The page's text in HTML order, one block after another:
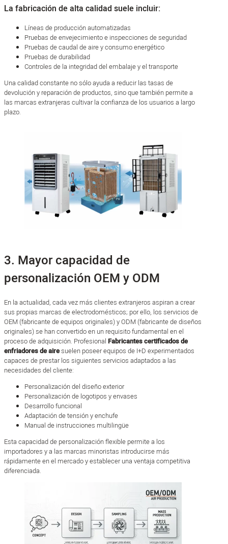
La fabricación de alta calidad suele incluir:
Líneas de producción automatizadas
Pruebas de envejecimiento e inspecciones de seguridad
Pruebas de caudal de aire y consumo energético
Pruebas de durabilidad
Controles de la integridad del embalaje y el transporte
Una calidad constante no sólo ayuda a reducir las tasas de
devolución y reparación de productos, sino que también permite a
las marcas extranjeras cultivar la confianza de los usuarios a largo
plazo.
3. Mayor capacidad de
personalización OEM y ODM
En la actualidad, cada vez más clientes extranjeros aspiran a crear
sus propias marcas de electrodomésticos; por ello, los servicios de
OEM (fabricante de equipos originales) y ODM (fabricante de diseños
originales) se han convertido en un requisito fundamental en el
proceso de adquisición. Profesional Fabricantes certificados de
enfriadores de airesuelen poseer equipos de I+D experimentados
capaces de prestar los siguientes servicios adaptados a las
necesidades del cliente:
Personalización del diseño exterior
Personalización de logotipos y envases
Desarrollo funcional
Adaptación de tensión y enchufe
Manual de instrucciones multilingüe
Esta capacidad de personalización flexible permite a los
importadores y a las marcas minoristas introducirse más
rápidamente en el mercado y establecer una ventaja competitiva
diferenciada.